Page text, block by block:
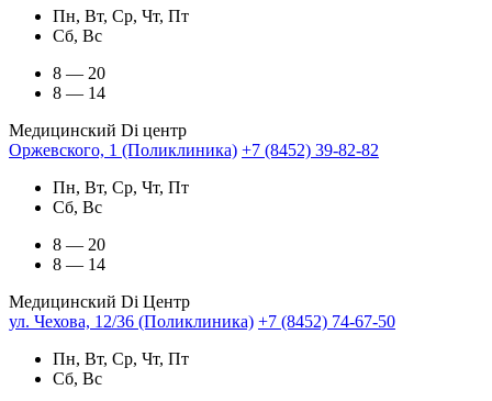
Пн, Вт, Ср, Чт, Пт
Сб, Вс
8 — 20
8 — 14
Медицинский Di центр
Оржевского, 1 (Поликлиника) +7 (8452) 39-82-82
Пн, Вт, Ср, Чт, Пт
Сб, Вс
8 — 20
8 — 14
Медицинский Di Центр
ул. Чехова, 12/36 (Поликлиника) +7 (8452) 74-67-50
Пн, Вт, Ср, Чт, Пт
Сб, Вс